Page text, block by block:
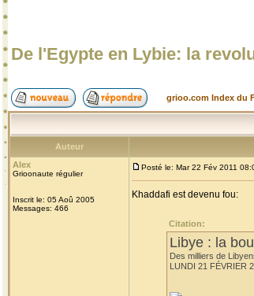
De l'Egypte en Lybie: la
grioo.com Index du
Auteur
Alex
Grioonaute régulier
Inscrit le: 05 Aoû 2005
Messages: 466
Posté le: Mar 22 Fév 2011
Khaddafi est devenu fou:
Citation:
Libye : la
Des milliers de
LUNDI 21 FÉVRIER